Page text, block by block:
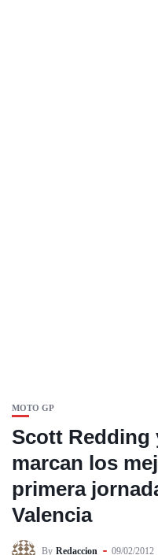
MOTO GP
Scott Redding
marcan los
primera
Valencia
By Redaccion 09/02/2012